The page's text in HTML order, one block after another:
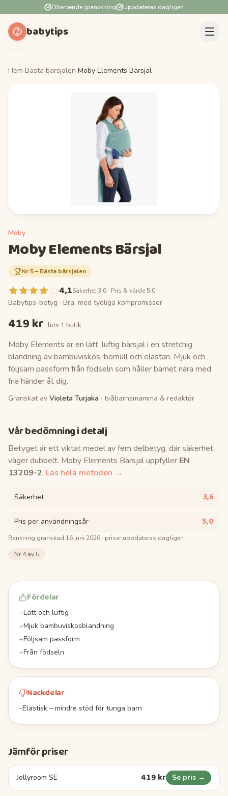
Oberoende granskning Uppdateras dagligen
babytips
Hem Bästa bärsjalen Moby Elements Bärsjal
Moby
Moby Elements Bärsjal
Nr5– Bästa bärsjalen
4,1Säkerhet 3,6 · Pris & värde 5,0
Babytips-betyg · Bra, med tydliga kompromisser
419 kr hos 1 butik
Moby Elements är en lätt, luftig bärsjal i en stretchig
blandning av bambuviskos, bomull och elastan. Mjuk och
följsam passform från födseln som håller barnet nära med
fria händer åt dig.
Granskat av Violeta Turjaka · tvåbarnsmamma & redaktör
Vår bedömning i detalj
Betyget är ett viktat medel av fem delbetyg, där säkerhet
väger dubbelt. Moby Elements Bärsjaluppfyller EN
13209-2. Läs hela metoden →
Säkerhet 3,6
Pris per användningsår 5,0
Rankning granskad 16 juni 2026 · priser uppdateras dagligen
Nr4av 5
Fördelar
+Lätt och luftig
+Mjuk bambuviskosblandning
+Följsam passform
+Från födseln
Nackdelar
–Elastisk – mindre stöd för tunga barn
Jämför priser
Jollyroom SE 419 kr Se pris →